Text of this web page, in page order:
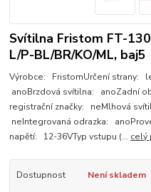
Svítilna Fristom FT-
L/P-BL/BR/KO/ML, baj5
Výrobce: FristomUrčení strany:
anoBrzdová svítilna: anoZadní
registrační značky: neMlhová
neIntegrovaná odrazka:
napětí: 12-36VTyp vstupu (... celý
Dostupnost Není skladem